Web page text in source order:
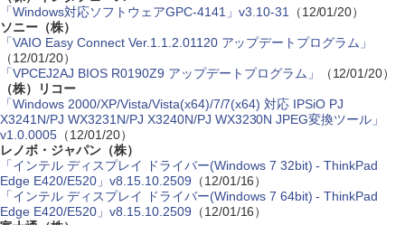
「Windows対応ソフトウェアGPC-4141」v3.10-31
（12/01/20）
ソニー（株）
「VAIO Easy Connect Ver.1.1.2.01120 アップデートプログラム」
（12/01/20）
「VPCEJ2AJ BIOS R0190Z9 アップデートプログラム」
（12/01/20）
（株）リコー
「Windows 2000/XP/Vista/Vista(x64)/7/7(x64) 対応 IPSiO PJ
X3241N/PJ WX3231N/PJ X3240N/PJ WX3230N JPEG変換ツール」
v1.0.0005（12/01/20）
レノボ・ジャパン（株）
「インテル ディスプレイ ドライバー(Windows 7 32bit) - ThinkPad
Edge E420/E520」v8.15.10.2509 （12/01/16）
「インテル ディスプレイ ドライバー(Windows 7 64bit) - ThinkPad
Edge E420/E520」v8.15.10.2509 （12/01/16）